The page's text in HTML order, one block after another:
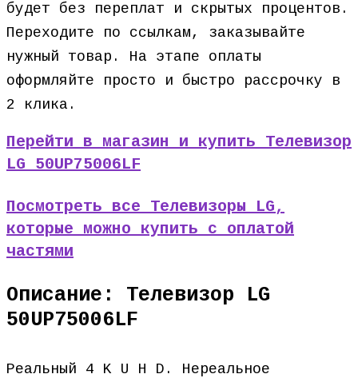
будет без переплат и скрытых процентов.
Переходите по ссылкам, заказывайте
нужный товар. На этапе оплаты
оформляйте просто и быстро рассрочку в
2 клика.
Перейти в магазин и купить Телевизор
LG 50UP75006LF
Посмотреть все Телевизоры LG,
которые можно купить с оплатой
частями
Описание: Телевизор LG
50UP75006LF
Реальный 4 K U H D. Нереальное